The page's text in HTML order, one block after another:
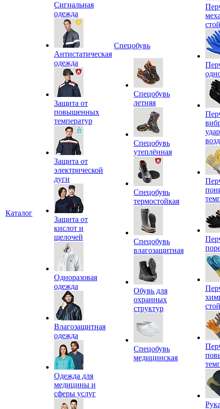
Каталог
Сигнальная
одежда
Антистатическая
одежда
Защита от
повышенных
температур
Защита от
электрической
дуги
Защита от
кислот и
щелочей
Одноразовая
одежда
Влагозащитная
одежда
Одежда для
медицины и
сферы услуг
Спецобувь
Спецобувь
летняя
Спецобувь
утеплённая
Спецобувь
термостойкая
Спецобувь
влагозащитная
Обувь для
охранных
структур
Спецобувь
медицинская